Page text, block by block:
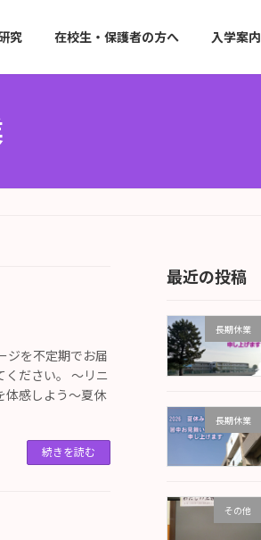
究 在校生・保護者の方へ 入学案内
ジを不定期でお届
ください。 ～リニ
体感しよう～夏休
続きを読む
最近の投稿
長期休業
長期休業
その他